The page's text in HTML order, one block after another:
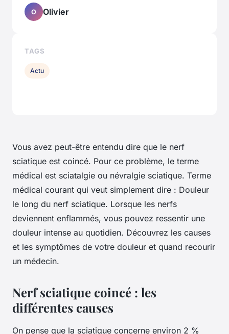
Vous avez peut-être entendu dire que le nerf
sciatique est coincé. Pour ce problème, le terme
médical est sciatalgie ou névralgie sciatique. Terme
médical courant qui veut simplement dire : Douleur
le long du nerf sciatique. Lorsque les nerfs
deviennent enflammés, vous pouvez ressentir une
douleur intense au quotidien. Découvrez les causes
et les symptômes de votre douleur et quand recourir
un médecin.
Nerf sciatique coincé : les
différentes causes
On pense que la sciatique concerne environ 2 %
O Olivier
TAGS
Actu